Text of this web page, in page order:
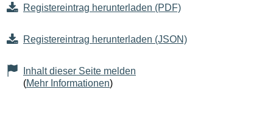
Registereintrag herunterladen (PDF)
Registereintrag herunterladen (JSON)
Inhalt dieser Seite melden
(Mehr Informationen)